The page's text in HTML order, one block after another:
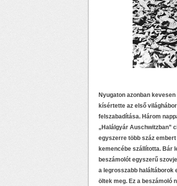
Nyugaton azonban
kísértette az első
felszabadítása. Három
„Halálgyár Auschwitzban”
egyszerre több száz
kemencébe szállította. Bár
beszámolót egyszerű
a legrosszabb haláltáborok
öltek meg. Ez a beszámoló